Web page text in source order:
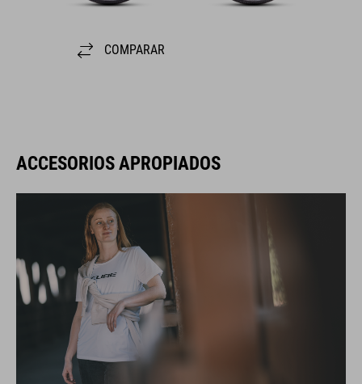
COMPARAR
ACCESORIOS APROPIADOS